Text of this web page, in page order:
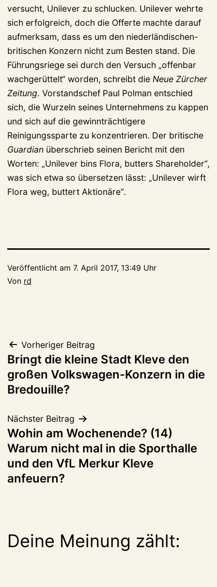
versucht, Unilever zu schlucken. Unilever wehrte
sich erfolgreich, doch die Offerte machte darauf
aufmerksam, dass es um den niederländischen-
britischen Konzern nicht zum Besten stand. Die
Führungsriege sei durch den Versuch „offenbar
wachgerüttelt“ worden, schreibt die Neue Zürcher
Zeitung. Vorstandschef Paul Polman entschied
sich, die Wurzeln seines Unternehmens zu kappen
und sich auf die gewinnträchtigere
Reinigungssparte zu konzentrieren. Der britische
Guardian überschrieb seinen Bericht mit den
Worten: „Unilever bins Flora, butters Shareholder“,
was sich etwa so übersetzen lässt: „Unilever wirft
Flora weg, buttert Aktionäre“.
Veröffentlicht am 7. April 2017, 13:49 Uhr
Von rd
Beitragsnavigation
Vorheriger Beitrag
Bringt die kleine Stadt Kleve den
großen Volkswagen-Konzern in die
Bredouille?
Nächster Beitrag
Wohin am Wochenende? (14)
Warum nicht mal in die Sporthalle
und den VfL Merkur Kleve
anfeuern?
Deine Meinung zählt: